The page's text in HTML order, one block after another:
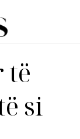
të
si